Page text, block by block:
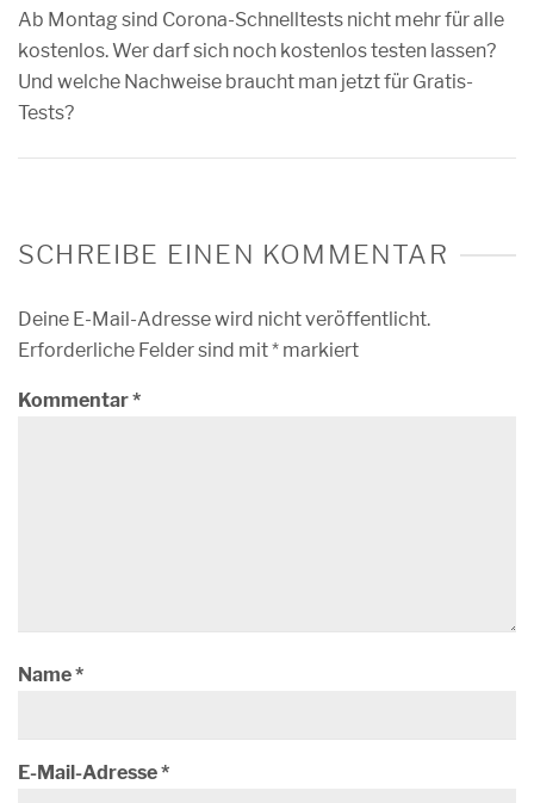
Ab Montag sind Corona-Schnelltests nicht mehr für alle
kostenlos. Wer darf sich noch kostenlos testen lassen?
Und welche Nachweise braucht man jetzt für Gratis-
Tests?
SCHREIBE EINEN KOMMENTAR
Deine E-Mail-Adresse wird nicht veröffentlicht.
Erforderliche Felder sind mit* markiert
Kommentar*
Name*
E-Mail-Adresse*